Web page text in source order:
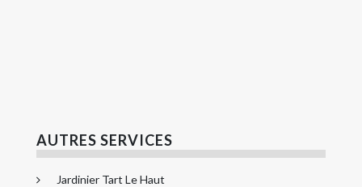
AUTRES SERVICES
Jardinier Tart Le Haut